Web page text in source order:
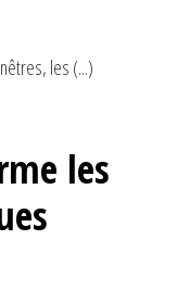
les (...)
les